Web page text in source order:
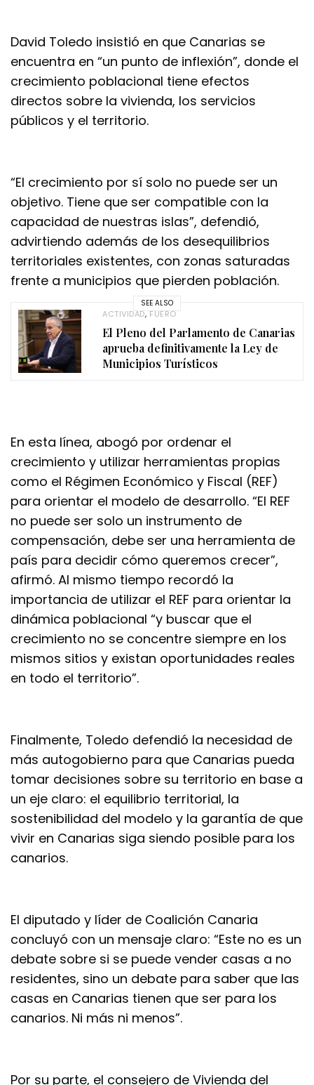
David Toledo insistió en que Canarias se
encuentra en “un punto de inflexión”, donde el
crecimiento poblacional tiene efectos
directos sobre la vivienda, los servicios
públicos y el territorio.
“El crecimiento por sí solo no puede ser un
objetivo. Tiene que ser compatible con la
capacidad de nuestras islas”, defendió,
advirtiendo además de los desequilibrios
territoriales existentes, con zonas saturadas
frente a municipios que pierden población.
SEE ALSO
ACTIVIDAD, FUERO
El Pleno del Parlamento de Canarias
aprueba definitivamente la Ley de
Municipios Turísticos
En esta línea, abogó por ordenar el
crecimiento y utilizar herramientas propias
como el Régimen Económico y Fiscal (REF)
para orientar el modelo de desarrollo. “El REF
no puede ser solo un instrumento de
compensación, debe ser una herramienta de
país para decidir cómo queremos crecer”,
afirmó. Al mismo tiempo recordó la
importancia de utilizar el REF para orientar la
dinámica poblacional “y buscar que el
crecimiento no se concentre siempre en los
mismos sitios y existan oportunidades reales
en todo el territorio”.
Finalmente, Toledo defendió la necesidad de
más autogobierno para que Canarias pueda
tomar decisiones sobre su territorio en base a
un eje claro: el equilibrio territorial, la
sostenibilidad del modelo y la garantía de que
vivir en Canarias siga siendo posible para los
canarios.
El diputado y líder de Coalición Canaria
concluyó con un mensaje claro: “Este no es un
debate sobre si se puede vender casas a no
residentes, sino un debate para saber que las
casas en Canarias tienen que ser para los
canarios. Ni más ni menos”.
Por su parte, el consejero de Vivienda del